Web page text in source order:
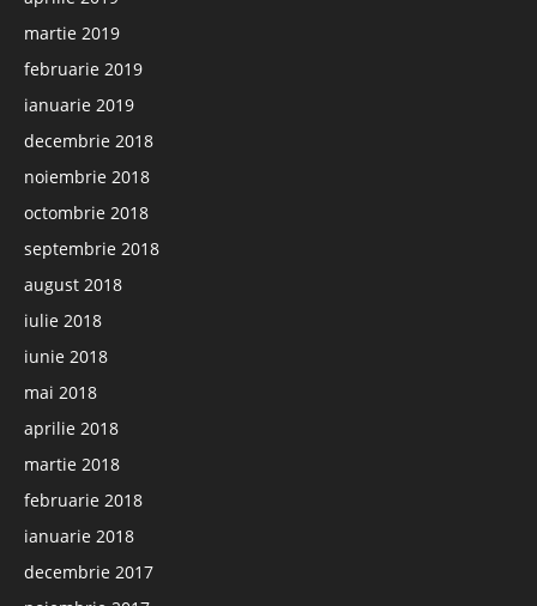
martie 2019
februarie 2019
ianuarie 2019
decembrie 2018
noiembrie 2018
octombrie 2018
septembrie 2018
august 2018
iulie 2018
iunie 2018
mai 2018
aprilie 2018
martie 2018
februarie 2018
ianuarie 2018
decembrie 2017